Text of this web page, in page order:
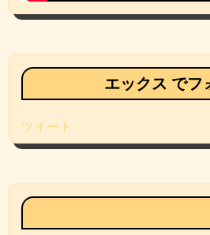
エックス でフ
ツイート